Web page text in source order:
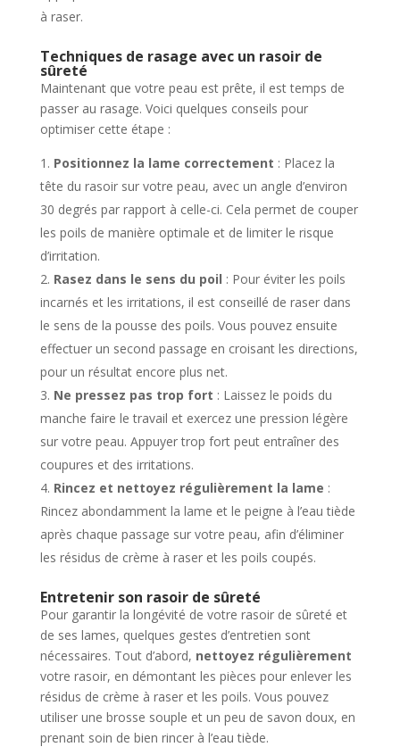
à raser.
Techniques de rasage avec un rasoir de
sûreté
Maintenant que votre peau est prête, il est temps de
passer au rasage. Voici quelques conseils pour
optimiser cette étape :
Positionnez la lame correctement : Placez la
tête du rasoir sur votre peau, avec un angle d’environ
30 degrés par rapport à celle-ci. Cela permet de couper
les poils de manière optimale et de limiter le risque
d’irritation.
Rasez dans le sens du poil : Pour éviter les poils
incarnés et les irritations, il est conseillé de raser dans
le sens de la pousse des poils. Vous pouvez ensuite
effectuer un second passage en croisant les directions,
pour un résultat encore plus net.
Ne pressez pas trop fort : Laissez le poids du
manche faire le travail et exercez une pression légère
sur votre peau. Appuyer trop fort peut entraîner des
coupures et des irritations.
Rincez et nettoyez régulièrement la lame :
Rincez abondamment la lame et le peigne à l’eau tiède
après chaque passage sur votre peau, afin d’éliminer
les résidus de crème à raser et les poils coupés.
Entretenir son rasoir de sûreté
Pour garantir la longévité de votre rasoir de sûreté et
de ses lames, quelques gestes d’entretien sont
nécessaires. Tout d’abord, nettoyez régulièrement
votre rasoir, en démontant les pièces pour enlever les
résidus de crème à raser et les poils. Vous pouvez
utiliser une brosse souple et un peu de savon doux, en
prenant soin de bien rincer à l’eau tiède.